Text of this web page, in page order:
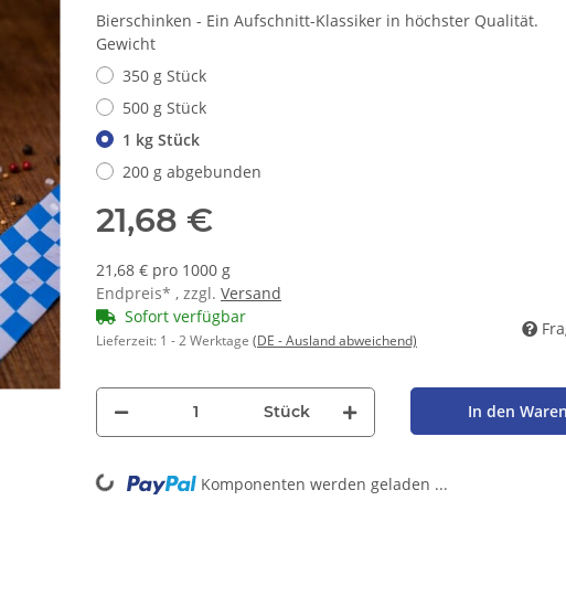
Bierschinken - Ein Aufschnitt-Klassiker in höchster Qualität.
Gewicht
350 g Stück
500 g Stück
1 kg Stück
200 g abgebunden
21,68 €
21,68 € pro 1000 g
Endpreis* , zzgl. Versand
Sofort verfügbar
Lieferzeit: 1 - 2 Werktage (DE - Ausland abweichend)
Stück In den
Loading... Komponenten werden geladen ...